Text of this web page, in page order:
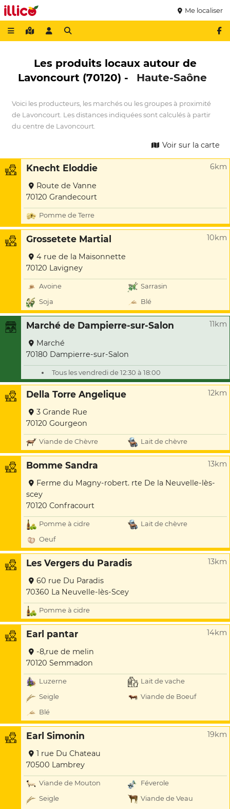
Me localiser
Les produits locaux autour de
Lavoncourt (70120) -
Haute-Saône
Voici les producteurs, les marchés ou les groupes à proximité
de Lavoncourt. Les distances indiquées sont calculés à partir
du centre de Lavoncourt.
Voir sur la carte
Knecht Eloddie 6km
Route de Vanne
70120 Grandecourt
Pomme de Terre
Grossetete Martial 10km
4 rue de la Maisonnette
70120 Lavigney
Avoine
Sarrasin
Soja
Blé
Marché de Dampierre-sur-Salon 11km
Marché
70180 Dampierre-sur-Salon
Tous les vendredi de 12:30 à 18:00
Della Torre Angelique 12km
3 Grande Rue
70120 Gourgeon
Viande de Chèvre Lait de chèvre
Bomme Sandra 13km
Ferme du Magny-robert. rte De la Neuvelle-lès-
scey
70120 Confracourt
Pomme à cidre
Lait de chèvre
Oeuf
Les Vergers du Paradis 13km
60 rue Du Paradis
70360 La Neuvelle-lès-Scey
Pomme à cidre
Earl pantar 14km
-8,rue de melin
70120 Semmadon
Luzerne
Lait de vache
Seigle
Viande de Boeuf
Blé
Earl Simonin 19km
1 rue Du Chateau
70500 Lambrey
Viande de Mouton
Féverole
Seigle
Viande de Veau